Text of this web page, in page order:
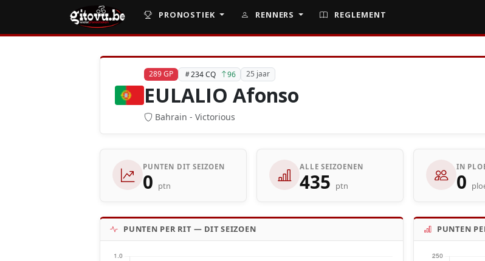
PRONOSTIEK RENNERS REGLEMENT
289 GP 234 CQ 96 25 jaar
EULALIO Afonso
Bahrain - Victorious
PUNTEN DIT SEIZOEN
0 ptn
ALLE SEIZOENEN
435 ptn
IN
0
PUNTEN PER RIT — DIT SEIZOEN PUNTEN